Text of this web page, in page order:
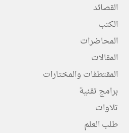
القصائد
الكتب
المحاضرات
المقالات
المقتطفات والمختارات
برامج تقنية
تلاوات
طلب العلم